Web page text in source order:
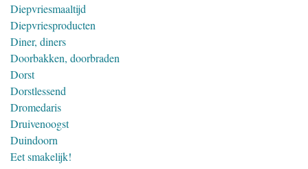
Diepvriesmaaltijd
Diepvriesproducten
Diner, diners
Doorbakken, doorbraden
Dorst
Dorstlessend
Dromedaris
Druivenoogst
Duindoorn
Eet smakelijk!